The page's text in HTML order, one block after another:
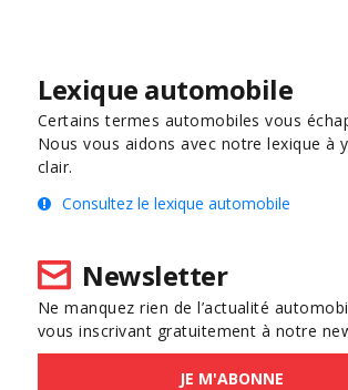
Lexique automobile
Certains termes automobiles vous
Nous vous aidons avec notre lexique à
clair.
Consultez le lexique automobile
Newsletter
Ne manquez rien de l’actualité
vous inscrivant gratuitement à notre
JE M'ABONNE